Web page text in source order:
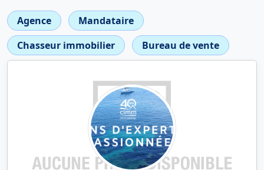
Agence
Mandataire
Chasseur immobilier
Bureau de vente